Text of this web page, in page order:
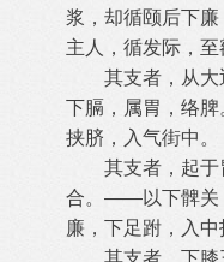
浆，却循颐后下
主人，循发际，至
其支者，从大迎
下膈，属胃，络
挟脐，入气街中。
其支者，起于
合。——以下髀关
廉，下足跗，入中
其支者，下膝三